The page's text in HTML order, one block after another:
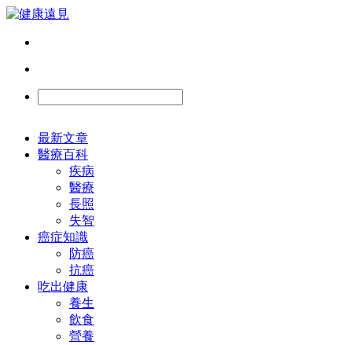
最新文章
醫療百科
疾病
醫療
長照
失智
癌症知識
防癌
抗癌
吃出健康
養生
飲食
營養